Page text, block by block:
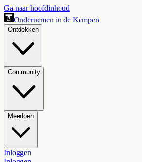
Ga naar hoofdinhoud
Ondernemen in de Kempen
Ontdekken
Community
Meedoen
Inloggen